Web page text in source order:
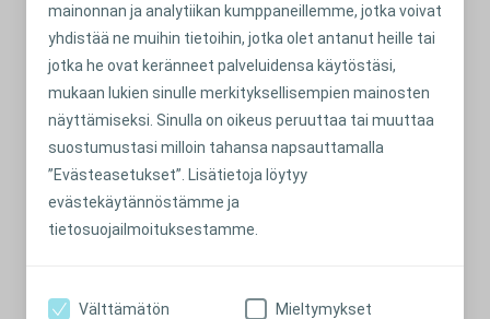
mainonnan ja analytiikan kumppaneillemme, jotka voivat
yhdistää ne muihin tietoihin, jotka olet antanut heille tai
jotka he ovat keränneet palveluidensa käytöstäsi,
mukaan lukien sinulle merkityksellisempien mainosten
näyttämiseksi. Sinulla on oikeus peruuttaa tai muuttaa
suostumustasi milloin tahansa napsauttamalla
”Evästeasetukset”. Lisätietoja löytyy
evästekäytännöstämme ja
tietosuojailmoituksestamme.
Välttämätön Mieltymykset
Ennen leikkausta ja leikkauksen jälkeen